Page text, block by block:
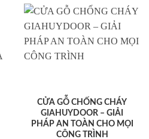
CỬA GỖ CHỐNG CHÁY
GIAHUYDOOR – GIẢI
PHÁP AN TOÀN CHO MỌI
CÔNG TRÌNH